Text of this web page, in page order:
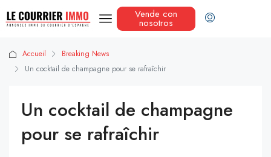
Vende con
nosotros
Accueil
Breaking News
Un cocktail de champagne pour se rafraîchir
Un cocktail de champagne
pour se rafraîchir